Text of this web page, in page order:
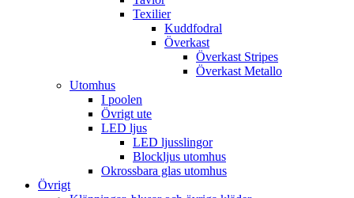
Texilier
Kuddfodral
Överkast
Överkast Stripes
Överkast Metallo
Utomhus
I poolen
Övrigt ute
LED ljus
LED ljusslingor
Blockljus utomhus
Okrossbara glas utomhus
Övrigt